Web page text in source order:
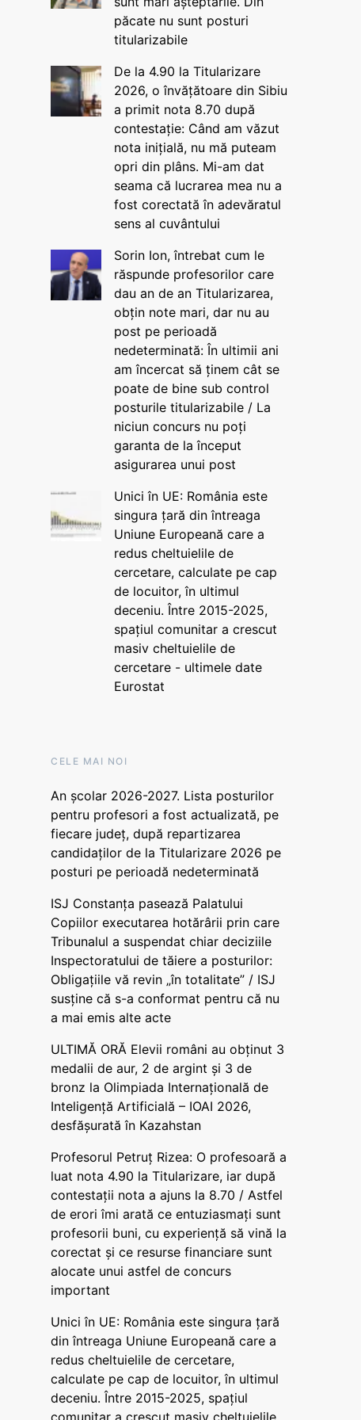
păcate nu sunt posturi
titularizabile
De la 4.90 la Titularizare
2026, o învățătoare din Sibiu
a primit nota 8.70 după
contestație: Când am văzut
nota inițială, nu mă puteam
opri din plâns. Mi-am dat
seama că lucrarea mea nu a
fost corectată în adevăratul
sens al cuvântului
Sorin Ion, întrebat cum le
răspunde profesorilor care
dau an de an Titularizarea,
obțin note mari, dar nu au
post pe perioadă
nedeterminată: În ultimii ani
am încercat să ținem cât se
poate de bine sub control
posturile titularizabile / La
niciun concurs nu poți
garanta de la început
asigurarea unui post
Unici în UE: România este
singura țară din întreaga
Uniune Europeană care a
redus cheltuielile de
cercetare, calculate pe cap
de locuitor, în ultimul
deceniu. Între 2015-2025,
spațiul comunitar a crescut
masiv cheltuielile de
cercetare - ultimele date
Eurostat
CELE MAI NOI
An școlar 2026-2027. Lista posturilor
pentru profesori a fost actualizată, pe
fiecare județ, după repartizarea
candidaților de la Titularizare 2026 pe
posturi pe perioadă nedeterminată
ISJ Constanța pasează Palatului
Copiilor executarea hotărârii prin care
Tribunalul a suspendat chiar deciziile
Inspectoratului de tăiere a posturilor:
Obligațiile vă revin „în totalitate” / ISJ
susține că s-a conformat pentru că nu
a mai emis alte acte
ULTIMĂ ORĂ Elevii români au obținut 3
medalii de aur, 2 de argint și 3 de
bronz la Olimpiada Internațională de
Inteligență Artificială – IOAI 2026,
desfășurată în Kazahstan
Profesorul Petruț Rizea: O profesoară a
luat nota 4.90 la Titularizare, iar după
contestații nota a ajuns la 8.70 / Astfel
de erori îmi arată ce entuziasmați sunt
profesorii buni, cu experiență să vină la
corectat și ce resurse financiare sunt
alocate unui astfel de concurs
important
Unici în UE: România este singura țară
din întreaga Uniune Europeană care a
redus cheltuielile de cercetare,
calculate pe cap de locuitor, în ultimul
deceniu. Între 2015-2025, spațiul
comunitar a crescut masiv cheltuielile